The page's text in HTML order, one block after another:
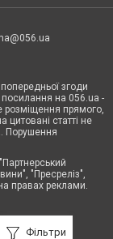
Фільтри
згоди
посилання на 056.ua -
розміщення прямого,
цитовані статті не
Порушення
"Пресреліз",
правах реклами.